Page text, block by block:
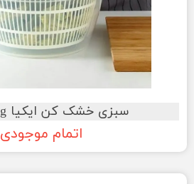
سبزی خشک کن ایکیا ikea tokig
اتمام موجودی